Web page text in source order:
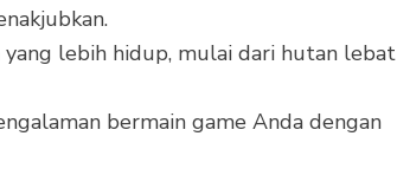
yang lebih hidup, mulai dari hutan lebat
bermain game Anda dengan